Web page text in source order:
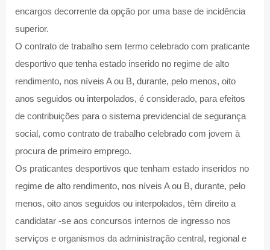
encargos decorrente da opção por uma base de incidência
superior.
O contrato de trabalho sem termo celebrado com praticante
desportivo que tenha estado inserido no regime de alto
rendimento, nos níveis A ou B, durante, pelo menos, oito
anos seguidos ou interpolados, é considerado, para efeitos
de contribuições para o sistema previdencial de segurança
social, como contrato de trabalho celebrado com jovem à
procura de primeiro emprego.
Os praticantes desportivos que tenham estado inseridos no
regime de alto rendimento, nos níveis A ou B, durante, pelo
menos, oito anos seguidos ou interpolados, têm direito a
candidatar -se aos concursos internos de ingresso nos
serviços e organismos da administração central, regional e